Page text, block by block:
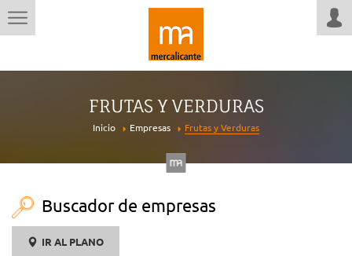
FRUTAS Y VERDURAS
Inicio Empresas Frutas y Verduras
Buscador de empresas
IR AL PLANO